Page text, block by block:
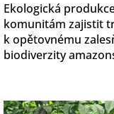
Ekologická
komunitám zajistit
k opětovnému
biodiverzity